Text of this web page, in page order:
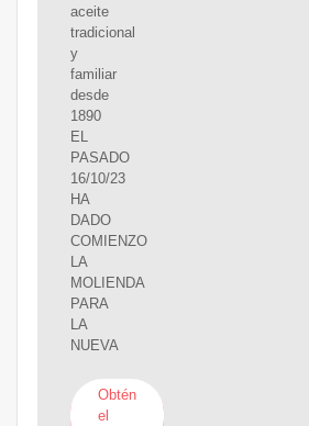
aceite
tradicional
y
familiar
desde
1890
EL
PASADO
16/10/23
HA
DADO
COMIENZO
LA
MOLIENDA
PARA
LA
NUEVA
Obtén
el